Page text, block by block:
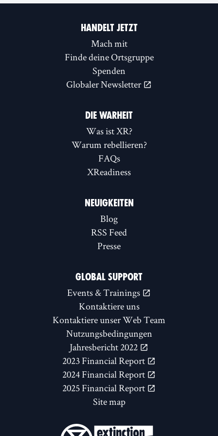
HANDELT JETZT
Mach mit
Finde deine Ortsgruppe
Spenden
Globaler Newsletter
DIE WARHEIT
Was ist XR?
Warum rebellieren?
FAQs
XReadiness
NEUIGKEITEN
Blog
RSS Feed
Presse
GLOBAL SUPPORT
Events & Trainings
Kontaktiere uns
Kontaktiere unser Web Team
Nutzungsbedingungen
Jahresbericht 2022
2023 Financial Report
2024 Financial Report
2025 Financial Report
Site map